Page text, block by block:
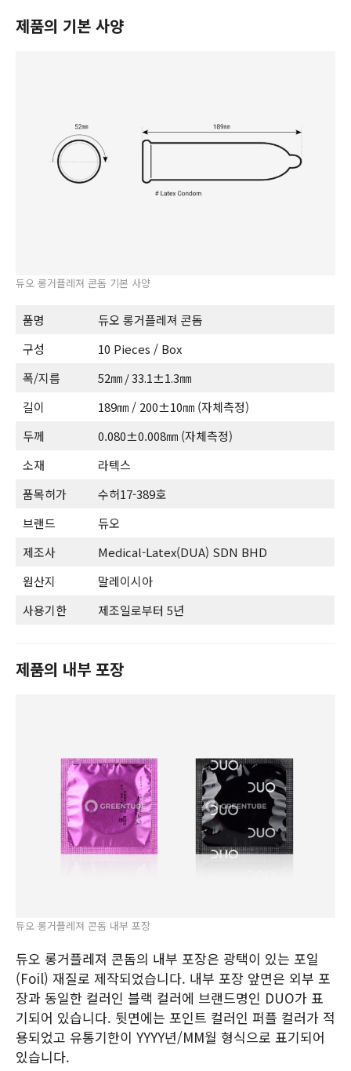
제품의 기본 사양
듀오 롱거플레져 콘돔 기본 사양
품명
듀오 롱거플레져 콘돔
구성
10 Pieces / Box
폭/지름
52㎜ / 33.1±1.3㎜
길이
189㎜ / 200±10㎜ (자체측정)
두께
0.080±0.008㎜ (자체측정)
소재
라텍스
품목허가
수허17-389호
브랜드
듀오
제조사
Medical-Latex(DUA) SDN BHD
원산지
말레이시아
사용기한
제조일로부터 5년
제품의 내부 포장
듀오 롱거플레져 콘돔 내부 포장
듀오 롱거플레져 콘돔의 내부 포장은 광택이 있는 포일
(Foil) 재질로 제작되었습니다. 내부 포장 앞면은 외부 포
장과 동일한 컬러인 블랙 컬러에 브랜드명인 DUO가 표
기되어 있습니다. 뒷면에는 포인트 컬러인 퍼플 컬러가 적
용되었고 유통기한이 YYYY년/MM월 형식으로 표기되어
있습니다.